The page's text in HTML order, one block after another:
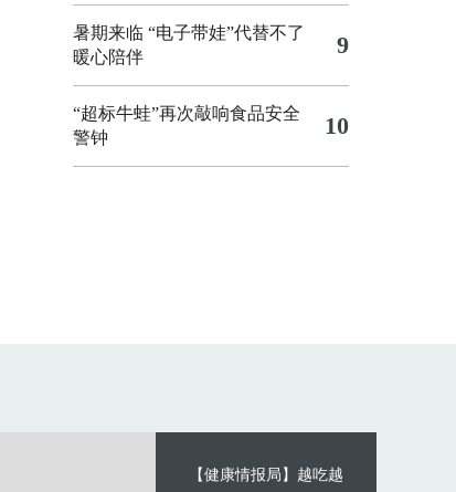
暑期来临 “电子带娃”代替不了
暖心陪伴
9
“超标牛蛙”再次敲响食品安全
警钟
10
【健康情报局】越吃越